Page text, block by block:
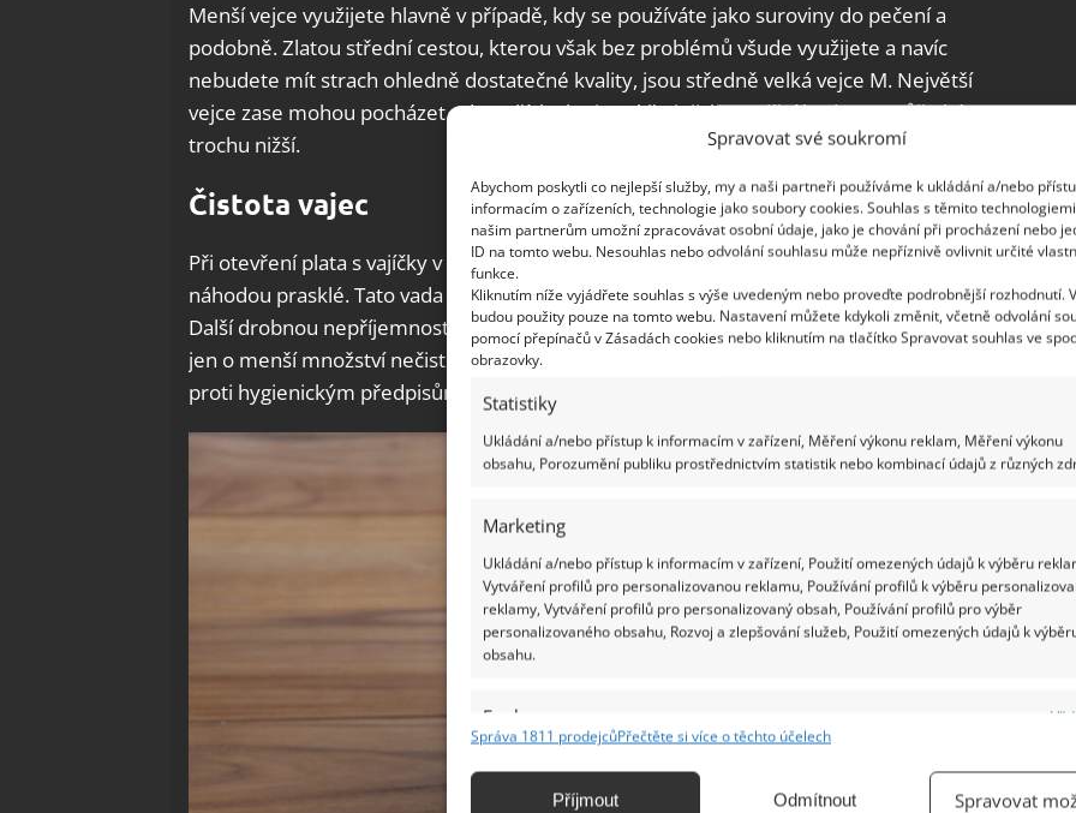
Spravovat své soukromí
Abychom poskytli co nejlepší služby, my a naši partneři používáme k ukládání a/nebo
informacím o zařízeních, technologie jako soubory cookies. Souhlas s těmito
našim partnerům umožní zpracovávat osobní údaje, jako je chování při procházení nebo
ID na tomto webu. Nesouhlas nebo odvolání souhlasu může nepříznivě ovlivnit určité
funkce.
Kliknutím níže vyjádřete souhlas s výše uvedeným nebo proveďte podrobnější rozhodnutí.
budou použity pouze na tomto webu. Nastavení můžete kdykoli změnit, včetně odvolání
pomocí přepínačů v Zásadách cookies nebo kliknutím na tlačítko Spravovat souhlas ve
obrazovky.
Statistiky
Ukládání a/nebo přístup k informacím v zařízení, Měření výkonu reklam, Měření výkonu
obsahu, Porozumění publiku prostřednictvím statistik nebo kombinací údajů z různých
Marketing
Ukládání a/nebo přístup k informacím v zařízení, Použití omezených údajů k výběru
Vytváření profilů pro personalizovanou reklamu, Používání profilů k výběru
reklamy, Vytváření profilů pro personalizovaný obsah, Používání profilů pro výběr
personalizovaného obsahu, Rozvoj a zlepšování služeb, Použití omezených údajů k
obsahu.
Funkce
Identifikace zařízení na základě automaticky přenášených informací.
Správa 1811 prodejcůPřečtěte si více o těchto účelech
Příjmout Odmítnout Spravovat
Menší vejce využijete hlavně v případě, kdy se používáte jako suroviny do pečení a
podobně. Zlatou střední cestou, kterou však bez problémů všude využijete a navíc
nebudete mít strach ohledně dostatečné kvality, jsou středně velká vejce M. Největší
vejce zase mohou pocházet od starších slepic, takže jejich nutriční hodnota může být
trochu nižší.
Čistota vajec
Při otevření plata s vajíčky v obchodě si samozřejmě zkontrolujete, jestli není nějaké
náhodou prasklé. Tato vada je totiž jasným signálem, proč si raději vybrat jiné balení.
Další drobnou nepříjemností mohou být nečistoty například v podobě peří. Pokud jde
jen o menší množství nečistot, není to nijak na škody. Silně zašpiněná vejce jsou však
proti hygienickým předpisům a může u nich být vyšší riziko přítomnosti salmonely.